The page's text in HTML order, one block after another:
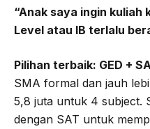
“Anak saya ingin kuliah
Level atau IB terlalu
Pilihan terbaik: GED +
SMA formal dan jauh
5,8 juta untuk 4 subject.
dengan SAT untuk